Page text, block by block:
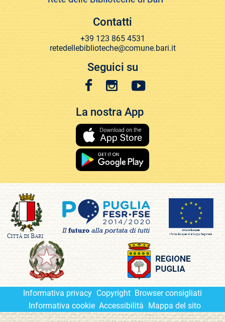
Contatti
+39 123 865 4531
retedellebiblioteche@comune.bari.it
Seguici su
La nostra App
Informativa privacy Copyright Browser consigliati
Informativa cookie Accessibilità Mappa del sito